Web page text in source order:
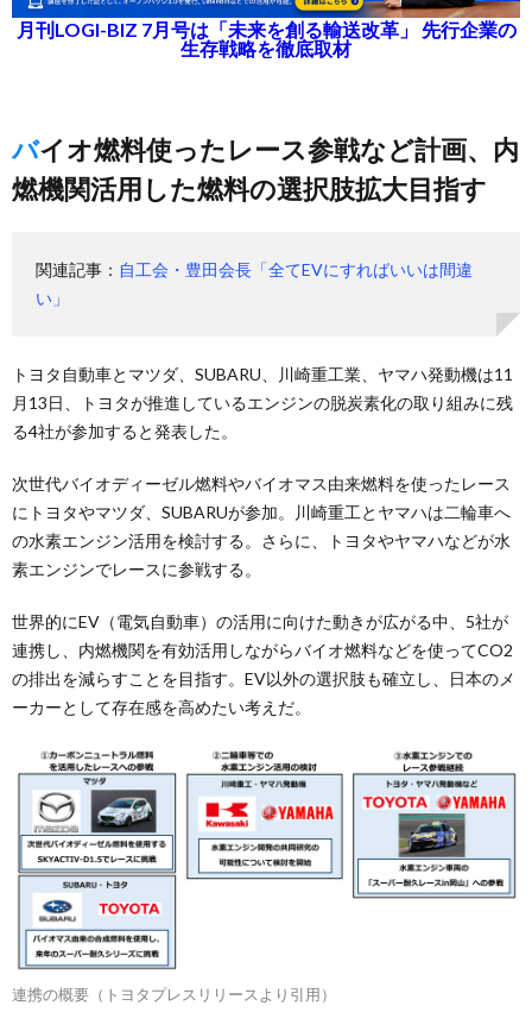
月刊LOGI-BIZ 7月号は「未来を創る輸送改革」 先行企業の
生存戦略を徹底取材
バイオ燃料使ったレース参戦など計画、内
燃機関活用した燃料の選択肢拡大目指す
関連記事： 自工会・豊田会長「全てEVにすればいいは間違
い」
トヨタ自動車とマツダ、SUBARU、川崎重工業、ヤマハ発動機は11
月13日、トヨタが推進しているエンジンの脱炭素化の取り組みに残
る4社が参加すると発表した。
次世代バイオディーゼル燃料やバイオマス由来燃料を使ったレース
にトヨタやマツダ、SUBARUが参加。川崎重工とヤマハは二輪車へ
の水素エンジン活用を検討する。さらに、トヨタやヤマハなどが水
素エンジンでレースに参戦する。
世界的にEV（電気自動車）の活用に向けた動きが広がる中、5社が
連携し、内燃機関を有効活用しながらバイオ燃料などを使ってCO2
の排出を減らすことを目指す。EV以外の選択肢も確立し、日本のメ
ーカーとして存在感を高めたい考えだ。
連携の概要（トヨタプレスリリースより引用）